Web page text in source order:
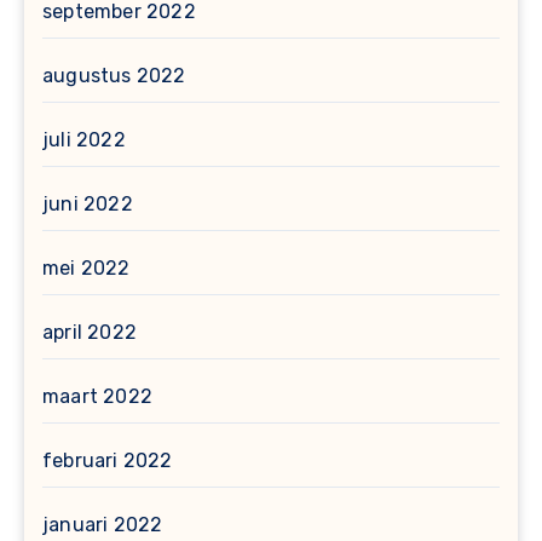
september 2022
augustus 2022
juli 2022
juni 2022
mei 2022
april 2022
maart 2022
februari 2022
januari 2022